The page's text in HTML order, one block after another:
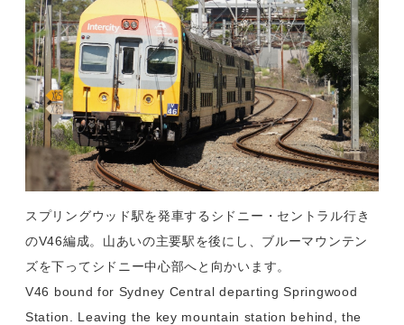
スプリングウッド駅を発車するシドニー・セントラル行き
のV46編成。山あいの主要駅を後にし、ブルーマウンテン
ズを下ってシドニー中心部へと向かいます。
V46 bound for Sydney Central departing Springwood
Station. Leaving the key mountain station behind, the